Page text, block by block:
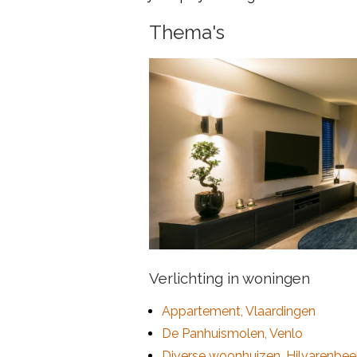
Thema's
Verlichting in woningen
Appartement, Vlaardingen
De Panhuismolen, Venlo